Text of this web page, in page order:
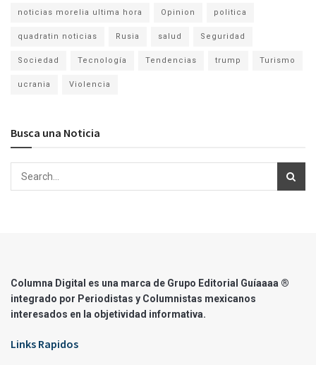
noticias morelia ultima hora Opinion politica
quadratin noticias Rusia salud Seguridad
Sociedad Tecnología Tendencias trump Turismo
ucrania Violencia
Busca una Noticia
Columna Digital es una marca de Grupo Editorial Guíaaaa ®
integrado por Periodistas y Columnistas mexicanos
interesados en la objetividad informativa.
Links Rapidos